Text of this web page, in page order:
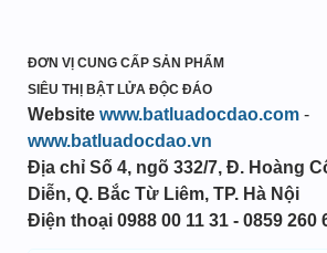
ĐƠN VỊ CUNG CẤP SẢN PHẨM
SIÊU THỊ BẬT LỬA ĐỘC ĐÁO
Website www.batluadocdao.com -
www.batluadocdao.vn
Địa chỉ Số 4, ngõ 332/7, Đ. Hoàng
Diễn, Q. Bắc Từ Liêm, TP. Hà Nội
Điện thoại 0988 00 11 31 - 0859 260